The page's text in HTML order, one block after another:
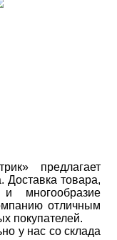
предлагает
Доставка товара,
многообразие
отличным
покупателей.
у нас со склада